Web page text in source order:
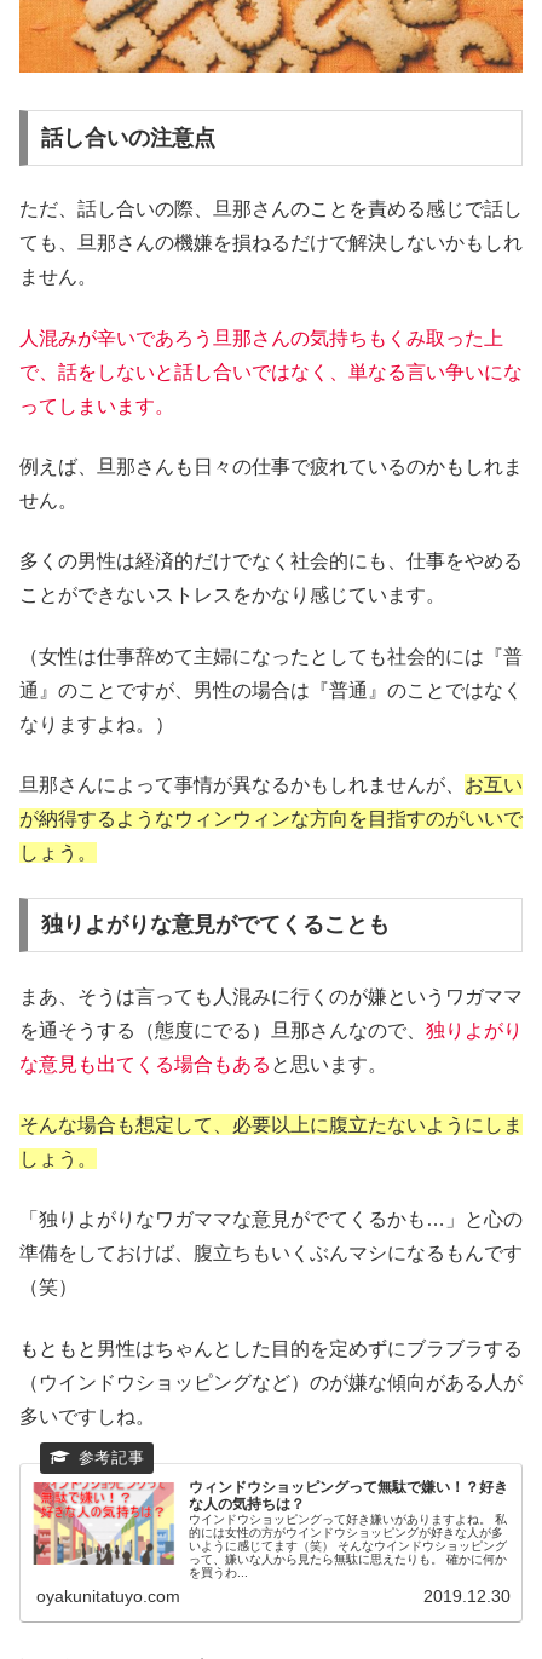
話し合いの注意点
ただ、話し合いの際、旦那さんのことを責める感じで話し
ても、旦那さんの機嫌を損ねるだけで解決しないかもしれ
ません。
人混みが辛いであろう旦那さんの気持ちもくみ取った上
で、話をしないと話し合いではなく、単なる言い争いにな
ってしまいます。
例えば、旦那さんも日々の仕事で疲れているのかもしれま
せん。
多くの男性は経済的だけでなく社会的にも、仕事をやめる
ことができないストレスをかなり感じています。
（女性は仕事辞めて主婦になったとしても社会的には『普
通』のことですが、男性の場合は『普通』のことではなく
なりますよね。）
旦那さんによって事情が異なるかもしれませんが、 お互い
が納得するようなウィンウィンな方向を目指すのがいいで
しょう。
独りよがりな意見がでてくることも
まあ、そうは言っても人混みに行くのが嫌というワガママ
を通そうする（態度にでる）旦那さんなので、 独りよがり
な意見も出てくる場合もある と思います。
そんな場合も想定して、必要以上に腹立たないようにしま
しょう。
「独りよがりなワガママな意見がでてくるかも…」と心の
準備をしておけば、腹立ちもいくぶんマシになるもんです
（笑）
もともと男性はちゃんとした目的を定めずにブラブラする
（ウインドウショッピングなど）のが嫌な傾向がある人が
多いですしね。
ウィンドウショッピングって無駄で嫌い！？好き
な人の気持ちは？
ウインドウショッピングって好き嫌いがありますよね。 私
的には女性の方がウインドウショッピングが好きな人が多
いように感じてます（笑） そんなウインドウショッピング
って、嫌いな人から見たら無駄に思えたりも。 確かに何か
を買うわ...
oyakunitatuyo.com 2019.12.30